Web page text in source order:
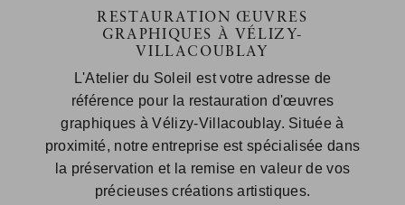
RESTAURATION ŒUVRES
GRAPHIQUES À VÉLIZY-
VILLACOUBLAY
L'Atelier du Soleil est votre adresse de
référence pour la restauration d'œuvres
graphiques à Vélizy-Villacoublay. Située à
proximité, notre entreprise est spécialisée dans
la préservation et la remise en valeur de vos
précieuses créations artistiques.